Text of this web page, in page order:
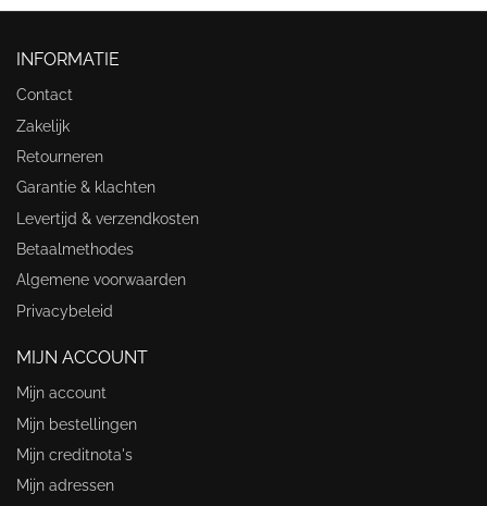
INFORMATIE
Contact
Zakelijk
Retourneren
Garantie & klachten
Levertijd & verzendkosten
Betaalmethodes
Algemene voorwaarden
Privacybeleid
MIJN ACCOUNT
Mijn account
Mijn bestellingen
Mijn creditnota's
Mijn adressen